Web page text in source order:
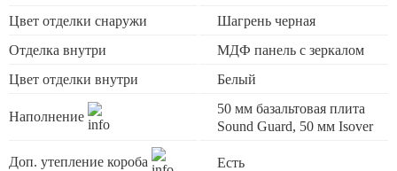
Цвет отделки снаружи
Шагрень черная
Отделка внутри
МДФ панель с зеркалом
Цвет отделки внутри
Белый
Наполнение
50 мм базальтовая плита
Sound Guard, 50 мм Isover
Доп. утепление короба Есть